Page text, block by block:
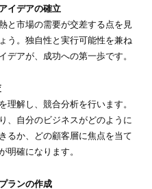
イデアの確立
と市場の需要が交差する点を見
う。独自性と実行可能性を兼ね
デアが、成功への第一歩です。
理解し、競合分析を行います。
、自分のビジネスがどのように
るか、どの顧客層に焦点を当て
明確になります。
ランの作成